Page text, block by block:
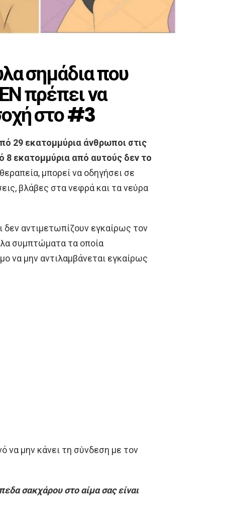
σημάδια που
πρέπει να
στο #3
29 εκατομμύρια άνθρωποι στις
εκατομμύρια από αυτούς δεν το
μπορεί να οδηγήσει σε
βλάβες στα νεφρά και τα νεύρα
αντιμετωπίζουν εγκαίρως τον
συμπτώματα τα οποία
να μην αντιλαμβάνεται εγκαίρως
να μην κάνει τη σύνδεση με τον
σακχάρου στο αίμα σας είναι